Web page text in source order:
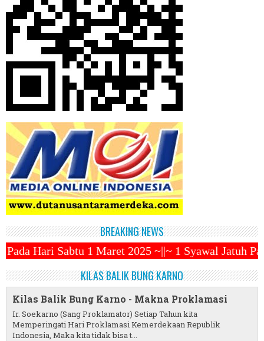
BREAKING NEWS
~||~ 1 Syawal Jatuh Pada Tanggal 31
KILAS BALIK BUNG KARNO
Kilas Balik Bung Karno - Makna Proklamasi
Ir. Soekarno (Sang Proklamator) Setiap Tahun kita
Memperingati Hari Proklamasi Kemerdekaan Republik
Indonesia, Maka kita tidak bisa t...